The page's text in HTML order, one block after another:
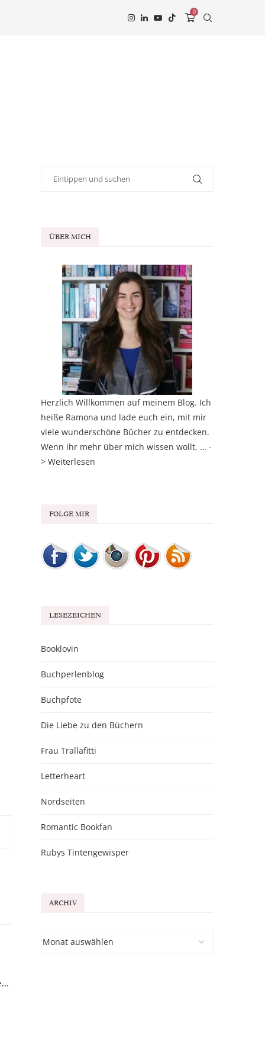
0
ÜBER MICH
Herzlich Willkommen auf meinem Blog. Ich
heiße Ramona und lade euch ein, mit mir
viele wunderschöne Bücher zu entdecken.
Wenn ihr mehr über mich wissen wollt, … -
> Weiterlesen
FOLGE MIR
LESEZEICHEN
Booklovin
Buchperlenblog
Buchpfote
Die Liebe zu den Büchern
Frau Trallafitti
Letterheart
Nordseiten
Romantic Bookfan
Rubys Tintengewisper
ARCHIV